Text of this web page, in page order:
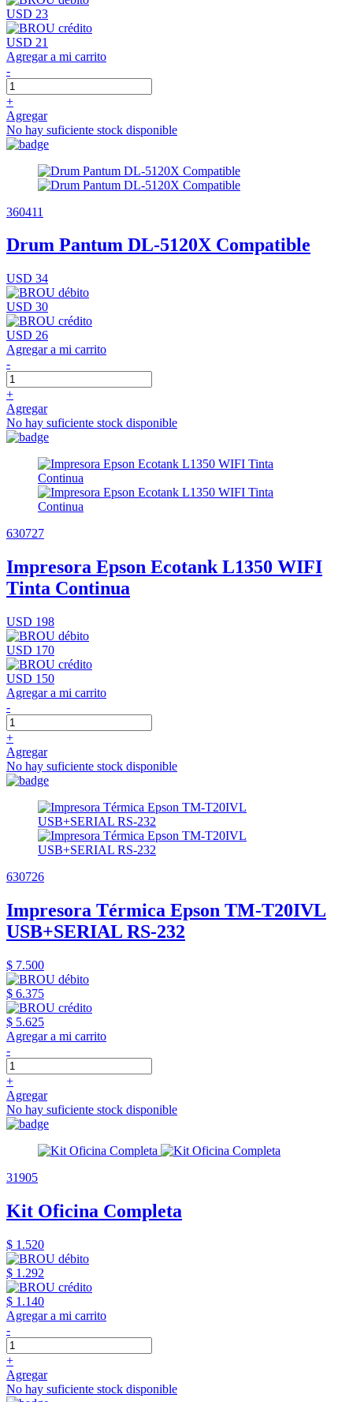
USD 23
USD 21
Agregar a mi carrito
-
+
Agregar
No hay suficiente stock disponible
360411
Drum Pantum DL-5120X Compatible
USD 34
USD 30
USD 26
Agregar a mi carrito
-
+
Agregar
No hay suficiente stock disponible
630727
Impresora Epson Ecotank L1350 WIFI
Tinta Continua
USD 198
USD 170
USD 150
Agregar a mi carrito
-
+
Agregar
No hay suficiente stock disponible
630726
Impresora Térmica Epson TM-T20IVL
USB+SERIAL RS-232
$ 7.500
$ 6.375
$ 5.625
Agregar a mi carrito
-
+
Agregar
No hay suficiente stock disponible
31905
Kit Oficina Completa
$ 1.520
$ 1.292
$ 1.140
Agregar a mi carrito
-
+
Agregar
No hay suficiente stock disponible